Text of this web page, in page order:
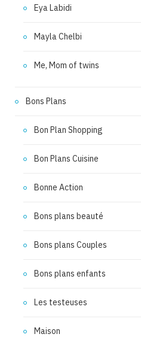
Eya Labidi
Mayla Chelbi
Me, Mom of twins
Bons Plans
Bon Plan Shopping
Bon Plans Cuisine
Bonne Action
Bons plans beauté
Bons plans Couples
Bons plans enfants
Les testeuses
Maison